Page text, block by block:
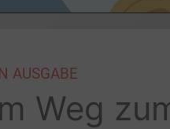
AUSGABE
Weg